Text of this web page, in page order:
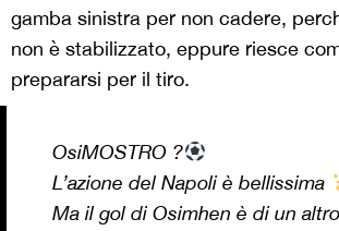
gamba sinistra per non cadere,
non è stabilizzato, eppure riesce
prepararsi per il tiro.
OsiMOSTRO ?
L’azione del Napoli è bellissima
Ma il gol di Osimhen è di un